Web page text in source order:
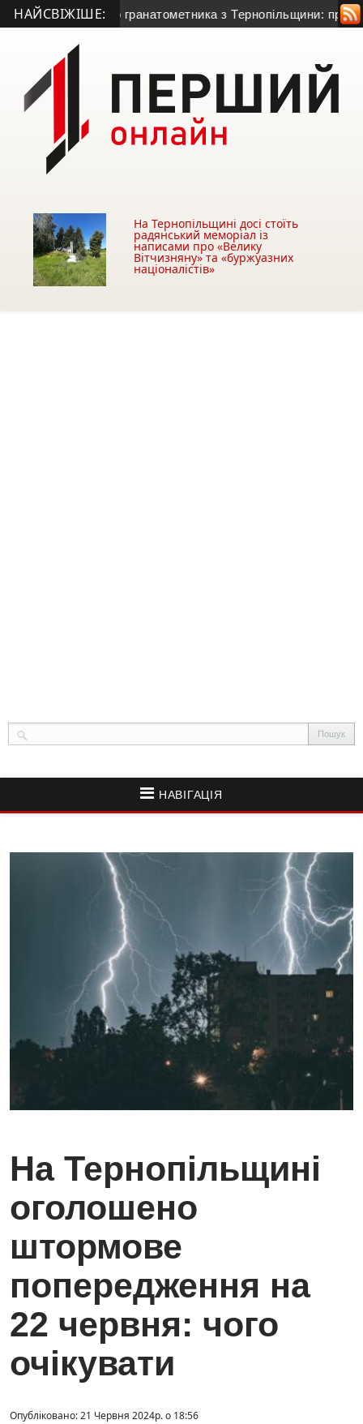
НАЙСВІЖІШЕ:
50-річного гранатометника з Тернопільщини: причина
На Тернопільщині досі стоїть
радянський меморіал із
написами про «Велику
Вітчизняну» та «буржуазних
націоналістів»
НАВІГАЦІЯ
На Тернопільщині
оголошено
штормове
попередження на
22 червня: чого
очікувати
Опубліковано: 21 Червня 2024р. о 18:56